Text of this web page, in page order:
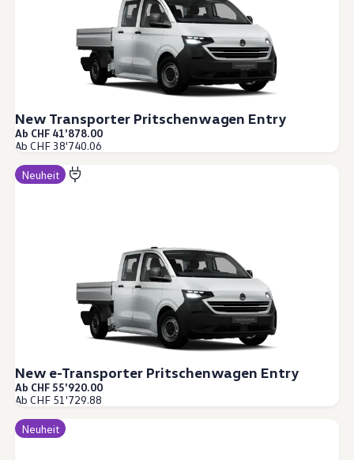
New Transporter Pritschenwagen Entry
Ab CHF 41'878.00
Ab CHF 38'740.06
Neuheit
New e-Transporter Pritschenwagen Entry
Ab CHF 55'920.00
Ab CHF 51'729.88
Neuheit